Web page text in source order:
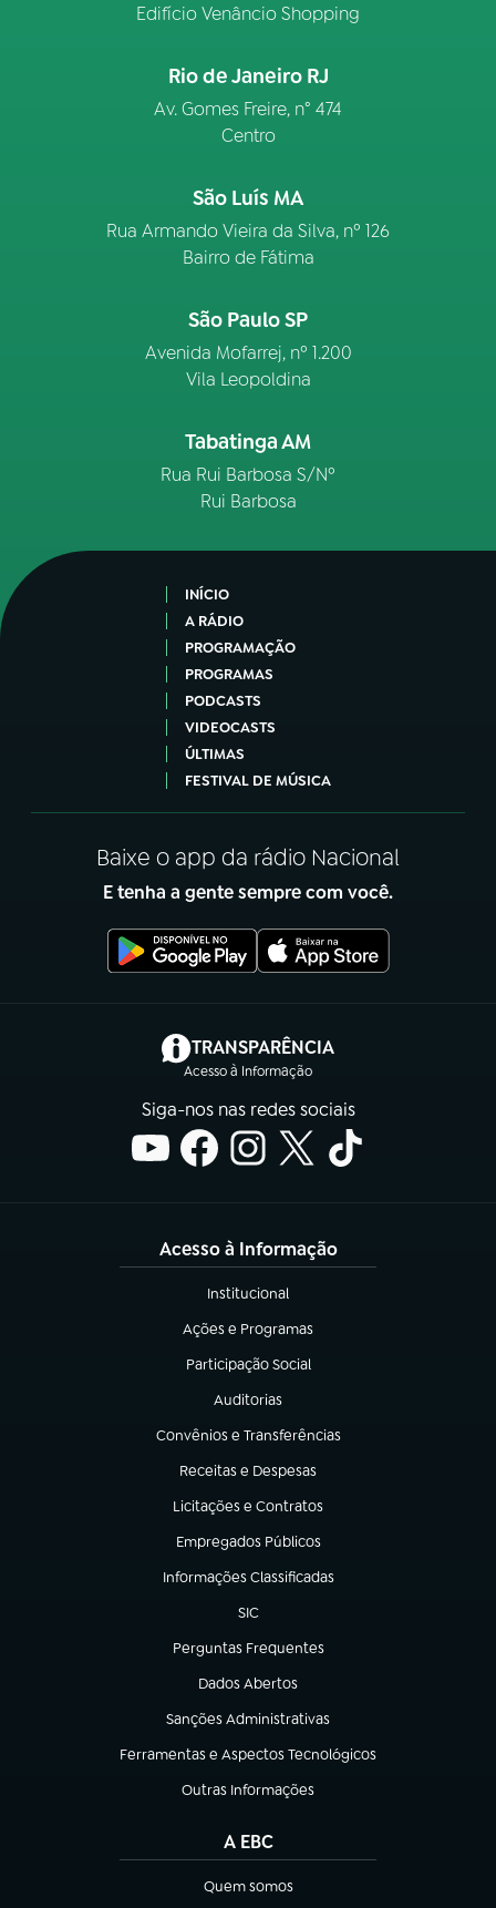
Edifício Venâncio Shopping
Rio de Janeiro RJ
Av. Gomes Freire, n° 474
Centro
São Luís MA
Rua Armando Vieira da Silva, nº 126
Bairro de Fátima
São Paulo SP
Avenida Mofarrej, nº 1.200
Vila Leopoldina
Tabatinga AM
Rua Rui Barbosa S/Nº
Rui Barbosa
INÍCIO
A RÁDIO
PROGRAMAÇÃO
PROGRAMAS
PODCASTS
VIDEOCASTS
ÚLTIMAS
FESTIVAL DE MÚSICA
Baixe o app da rádio Nacional
E tenha a gente sempre com você.
TRANSPARÊNCIA
Acesso à Informação
(abre em nova aba)
Siga-nos nas redes sociais
Acesso à Informação
Institucional
(abre em nova aba)
Ações e Programas
(abre em nova aba)
Participação Social
(abre em nova aba)
Auditorias
(abre em nova aba)
Convênios e Transferências
(abre em nova aba)
Receitas e Despesas
(abre em nova aba)
Licitações e Contratos
(abre em nova aba)
Empregados Públicos
(abre em nova aba)
Informações Classificadas
(abre em nova aba)
SIC
(abre em nova aba)
Perguntas Frequentes
(abre em nova aba)
Dados Abertos
(abre em nova aba)
Sanções Administrativas
(abre em nova aba)
Ferramentas e Aspectos Tecnológicos
(abre em nova aba)
Outras Informações
(abre em nova aba)
A EBC
Quem somos
(abre em nova aba)